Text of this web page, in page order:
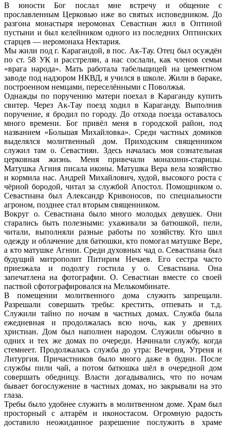
В юности Бог послал мне встречу и общение с
прославленным Церковью иже во святых исповедником. До
разгона монастыря иеромонах Севастиан жил в Оптиной
пустыни и был келейником одного из последних Оптинских
старцев — иеромонаха Нектария.
Мы жили под г. Карагандой, в пос. Ак-Тау. Отец был осуждён
по ст. 58 УК и расстрелян, а нас сослали, как членов семьи
«врага народа». Мать работала табельщицей на цементном
заводе под надзором НКВД, я учился в школе. Жили в бараке,
построенном немцами, переселёнными с Поволжья.
Однажды по поручению матери поехал в Караганду купить
свитер. Через Ак-Тау поезд ходил в Караганду. Выполнив
поручение, я бродил по городу. До отхода поезда оставалось
много времени. Бог привёл меня в городской район, под
названием «Большая Михайловка». Среди частных домиков
выделялся молитвенный дом. Приходским священником
служил там о. Севастиян. Здесь началась моя сознательная
церковная жизнь. Меня привечали монахини-старицы.
Матушка Агния писала иконы. Матушка Вера вела хозяйство
и кормила нас. Андрей Михайлович, худой, высокого роста с
чёрной бородой, читал за службой Апостол. Помощником о.
Севастиана был Александр Кривоносов, по специальности
агроном, позднее стал вторым священником.
Вокруг о. Севастиана было много молодых девушек. Они
старались быть полезными: ухаживали за батюшкой, пели,
читали, выполняли разные работы по хозяйству. Кто шил
одежду и облачение для батюшки, кто помогал матушке Вере,
а кто матушке Агнии. Среди духовных чад о. Севастиана был
будущий митрополит Питирим Нечаев. Его сестра часто
приезжала и подолгу гостила у о. Севастиана. Она
запечатлена на фотографии. О. Севастиан вместе со своей
паствой сфотографировался на Мелькомбинате.
В помещении молитвенного дома служить запрещали.
Разрешали совершать требы: крестить, отпевать и т.д.
Служили тайно по ночам в частных домах. Служба была
ежедневная и продолжалась всю ночь, как у древних
христиан. Дом был наполнен народом. Служили обычно в
одних и тех же домах по очереди. Начинали службу, когда
стемнеет. Продолжалась служба до утра: Вечерня, Утреня и
Литургия. Причастников было много даже в будни. После
службы пили чай, а потом батюшка шёл в очередной дом
совершать обедницу. Власти догадывались, что по ночам
бывает богослужение в частных домах, но закрывали на это
глаза.
Требы было удобнее служить в молитвенном доме. Храм был
просторный с алтарём и иконостасом. Огромную радость
доставило неожиданное разрешение послужить в храме